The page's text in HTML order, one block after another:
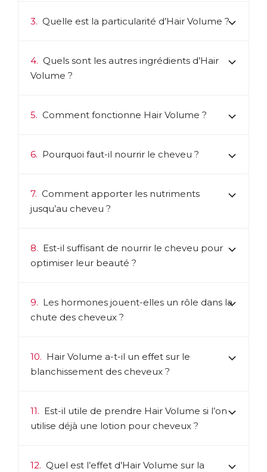
3. Quelle est la particularité d’Hair Volume ?
4. Quels sont les autres ingrédients d’Hair
Volume ?
5. Comment fonctionne Hair Volume ?
6. Pourquoi faut-il nourrir le cheveu ?
7. Comment apporter les nutriments
jusqu’au cheveu ?
8. Est-il suffisant de nourrir le cheveu pour
optimiser leur beauté ?
9. Les hormones jouent-elles un rôle dans la
chute des cheveux ?
10. Hair Volume a-t-il un effet sur le
blanchissement des cheveux ?
11. Est-il utile de prendre Hair Volume si l’on
utilise déjà une lotion pour cheveux ?
12. Quel est l’effet d’Hair Volume sur la